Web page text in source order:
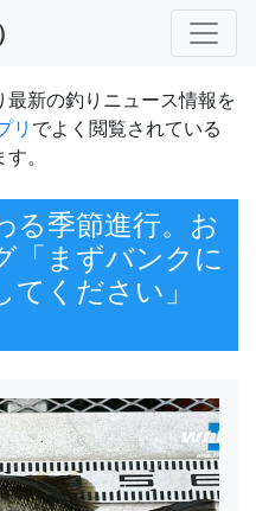
新の釣りニュース情報を
リ でよく閲覧されている
。
る季節進行。お
「まずバンクに
ください」